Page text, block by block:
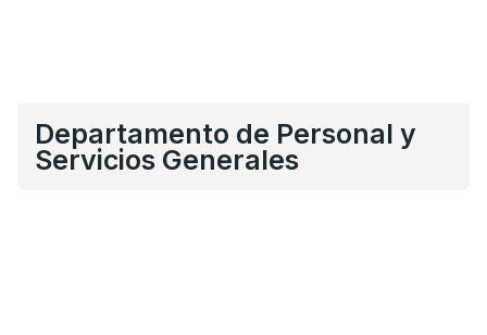
Departamento de Personal y
Servicios Generales